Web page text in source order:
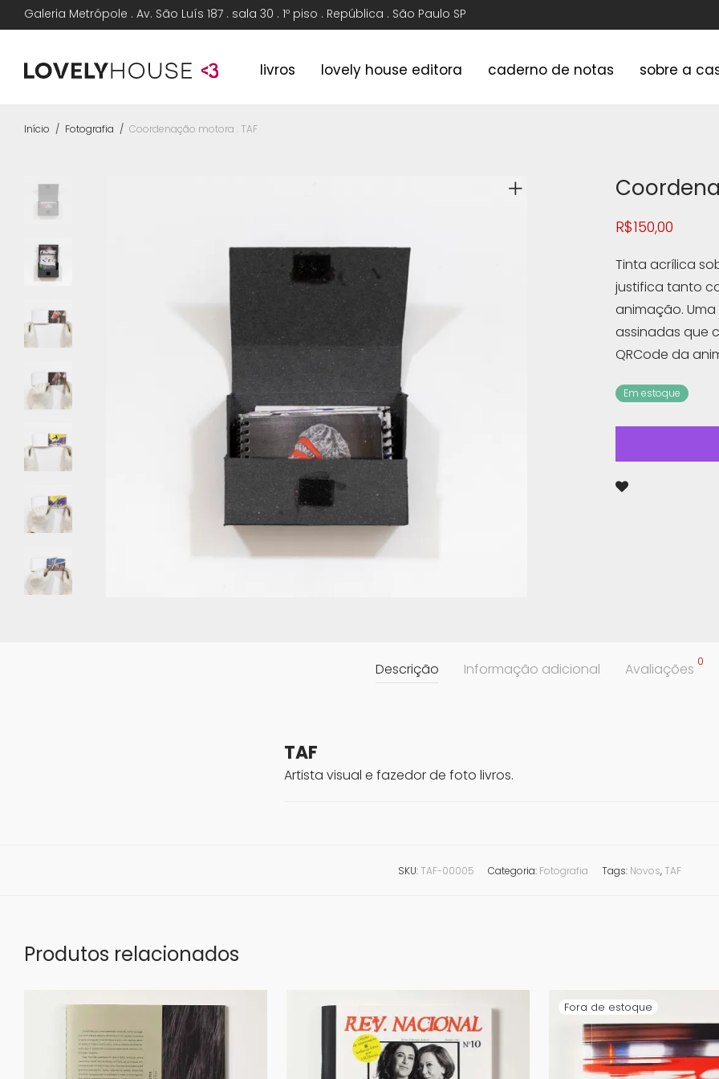
Galeria Metrópole . Av. São Luís 187 . sala 30 . 1º piso . República . São Paulo SP
livros lovely house editora caderno de notas sobre a
Início / Fotografia / Coordenação motora . TAF
R$150,00
Tinta acrílica
justifica tanto
animação.
assinadas que
QRCode da
Em estoque
Descrição Informação adicional Avaliações 0
TAF
Artista visual e fazedor de foto livros.
SKU: TAF-00005 Categoria: Fotografia Tags: Novos, TAF
Produtos relacionados